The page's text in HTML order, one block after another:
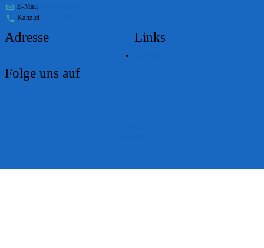
E-Mail
Kanzlei
Adresse Links
Folge uns auf